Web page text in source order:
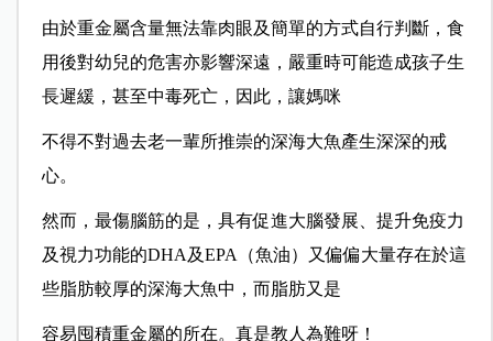
由於重金屬含量無法靠肉眼及簡單的方式自行判斷，食
用後對幼兒的危害亦影響深遠，嚴重時可能造成孩子生
長遲緩，甚至中毒死亡，因此，讓媽咪
不得不對過去老一輩所推崇的深海大魚產生深深的戒
心。
然而，最傷腦筋的是，具有促進大腦發展、提升免疫力
及視力功能的DHA及EPA（魚油）又偏偏大量存在於這
些脂肪較厚的深海大魚中，而脂肪又是
容易囤積重金屬的所在。真是教人為難呀！